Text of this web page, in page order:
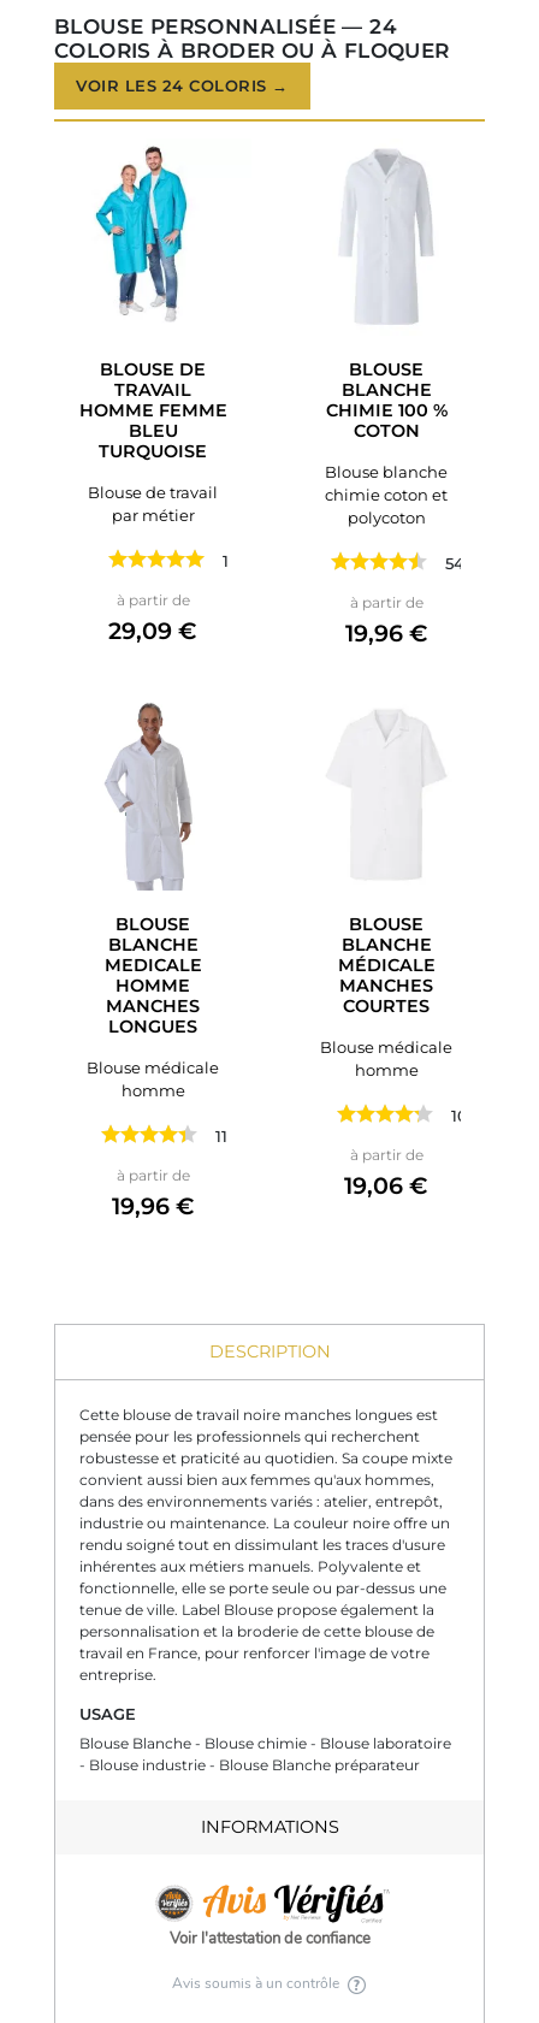
BLOUSE PERSONNALISÉE — 24
COLORIS À BRODER OU À FLOQUER
VOIR LES 24 COLORIS →
BLOUSE DE
TRAVAIL
HOMME FEMME
BLEU
TURQUOISE
Blouse de travail
par métier
1 avis
à partir dePrix
29,09 €
BLOUSE
BLANCHE
CHIMIE 100 %
COTON
Blouse blanche
chimie coton et
polycoton
549 avis
à partir dePrix
19,96 €
BLOUSE
BLANCHE
MEDICALE
HOMME
MANCHES
LONGUES
Blouse médicale
homme
113 avis
à partir dePrix
19,96 €
BLOUSE
BLANCHE
MÉDICALE
MANCHES
COURTES
Blouse médicale
homme
10 avis
à partir dePrix
19,06 €
DESCRIPTION
Cette blouse de travail noire manches longues est
pensée pour les professionnels qui recherchent
robustesse et praticité au quotidien. Sa coupe mixte
convient aussi bien aux femmes qu'aux hommes,
dans des environnements variés : atelier, entrepôt,
industrie ou maintenance. La couleur noire offre un
rendu soigné tout en dissimulant les traces d'usure
inhérentes aux métiers manuels. Polyvalente et
fonctionnelle, elle se porte seule ou par-dessus une
tenue de ville. Label Blouse propose également la
personnalisation et la broderie de cette blouse de
travail en France, pour renforcer l'image de votre
entreprise.
USAGE
Blouse Blanche - Blouse chimie - Blouse laboratoire
- Blouse industrie - Blouse Blanche préparateur
INFORMATIONS
Voir l'attestation de confiance
Avis soumis à un contrôle